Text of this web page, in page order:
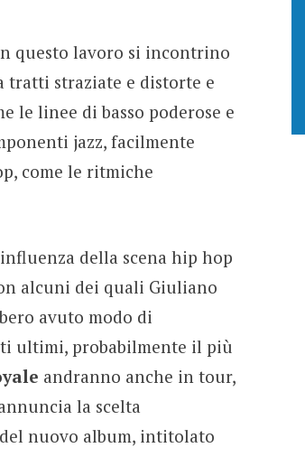
questo lavoro si incontrino
tratti straziate e distorte e
le linee di basso poderose e
jazz, facilmente
come le ritmiche
della scena hip hop
alcuni dei quali Giuliano
avuto modo di
ultimi, probabilmente il più
andranno anche in tour,
la scelta
nuovo album, intitolato